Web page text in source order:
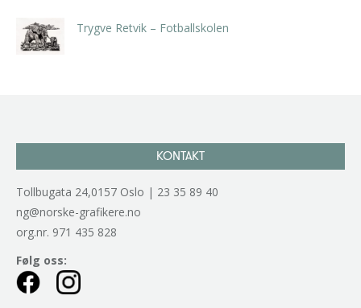
Trygve Retvik – Fotballskolen
KONTAKT
Tollbugata 24,0157 Oslo | 23 35 89 40
ng@norske-grafikere.no
org.nr. 971 435 828
Følg oss: